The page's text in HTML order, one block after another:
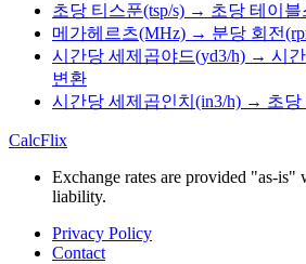
초당 티스푼(tsp/s) → 초당 테이블
메가헤르츠(MHz) → 분당 회전
시간당 세제곱야드(yd3/h) → 시
변환
시간당 세제곱인치(in3/h) → 초당
CalcFlix
Exchange rates are provided "as-
liability.
Privacy Policy
Contact